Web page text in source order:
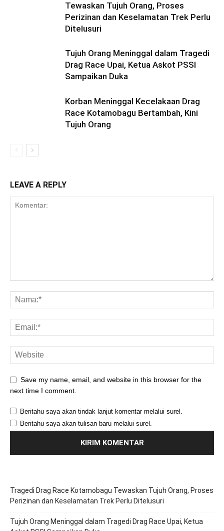
Tewaskan Tujuh Orang, Proses
Perizinan dan Keselamatan Trek Perlu
Ditelusuri
Tujuh Orang Meninggal dalam Tragedi
Drag Race Upai, Ketua Askot PSSI
Sampaikan Duka
Korban Meninggal Kecelakaan Drag
Race Kotamobagu Bertambah, Kini
Tujuh Orang
LEAVE A REPLY
Save my name, email, and website in this browser for the
next time I comment.
Beritahu saya akan tindak lanjut komentar melalui surel.
Beritahu saya akan tulisan baru melalui surel.
Tragedi Drag Race Kotamobagu Tewaskan Tujuh Orang, Proses
Perizinan dan Keselamatan Trek Perlu Ditelusuri
Tujuh Orang Meninggal dalam Tragedi Drag Race Upai, Ketua